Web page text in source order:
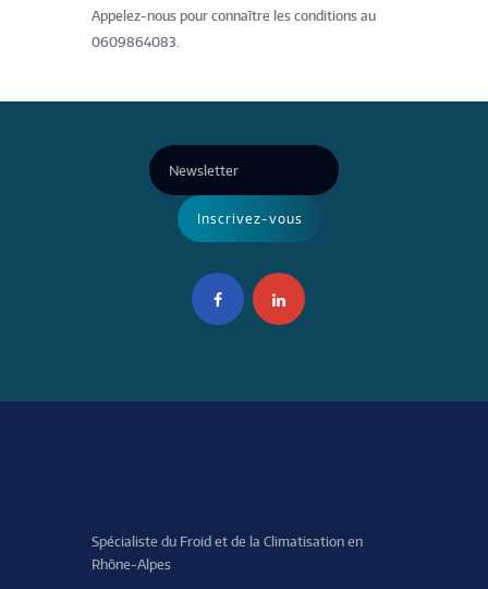
Appelez-nous pour connaître les conditions au
0609864083.
Spécialiste du Froid et de la Climatisation en
Rhône-Alpes